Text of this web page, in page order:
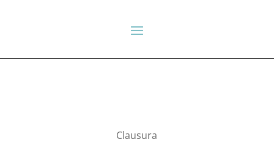
Clausura